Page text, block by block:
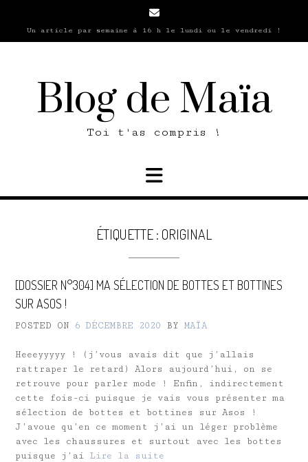
contentUn article par semaine à 16 h le lundi ou le vendredi !
Blog de Maïa
Toi t'as compris !
ÉTIQUETTE : ORIGINAL
[DOSSIER N°304] MA SÉLECTION DE BOTTES ET BOTTINES
SUR ASOS !
POSTED ON 6 DÉCEMBRE 2020 BY MAÏA
Heeeyyyyy ! (j’vous avais dit que j’allais
rattraper le retard) Alors aujourd’hui, on se
retrouve pour parler mode ! Enfin, indirectement
cette fois-ci puisque je vais vous présenter ma
sélection de bottes et bottines sur Asos !
J’avoue qu’en ce moment j’ai un léger problème
avec les chaussures et surtout avec les bottes
puisque j’ai Lire la suite